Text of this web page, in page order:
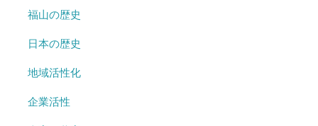
福山の歴史
日本の歴史
地域活性化
企業活性